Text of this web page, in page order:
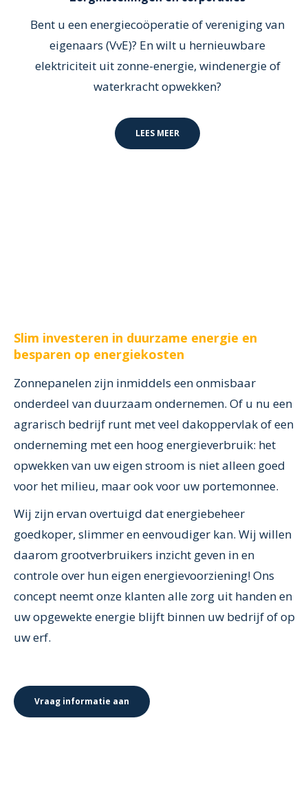
Bent u een energiecoöperatie of vereniging van
eigenaars (VvE)? En wilt u hernieuwbare
elektriciteit uit zonne-energie, windenergie of
waterkracht opwekken?
LEES MEER
Slim investeren in duurzame energie en
besparen op energiekosten
Zonnepanelen zijn inmiddels een onmisbaar
onderdeel van duurzaam ondernemen. Of u nu een
agrarisch bedrijf runt met veel dakoppervlak of een
onderneming met een hoog energieverbruik: het
opwekken van uw eigen stroom is niet alleen goed
voor het milieu, maar ook voor uw portemonnee.
Wij zijn ervan overtuigd dat energiebeheer
goedkoper, slimmer en eenvoudiger kan. Wij willen
daarom grootverbruikers inzicht geven in en
controle over hun eigen energievoorziening! Ons
concept neemt onze klanten alle zorg uit handen en
uw opgewekte energie blijft binnen uw bedrijf of op
uw erf.
Vraag informatie aan